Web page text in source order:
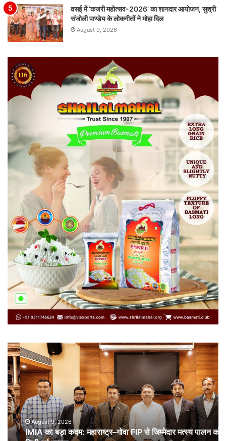
वसई में ‘कजरी महोत्सव-2026’ का शानदार आयोजन, सुश्री
संजोली पाण्डेय के लोकगीतों ने मोहा दिल
August 9, 2026
IMIA
का
बड़ा
कदम:
महाराष्ट्र–
गोवा
FIP
से
जिम्मेदार
August 9, 2026
IMIA का बड़ा कदम: महाराष्ट्र–गोवा FIP से जिम्मेदार मत्स्य पालन को